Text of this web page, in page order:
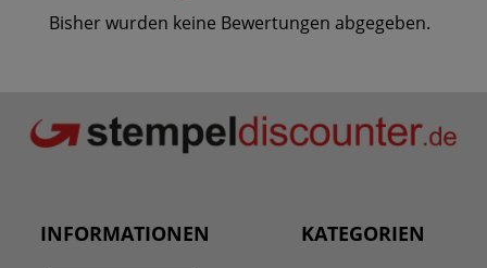
Bisher wurden keine Bewertungen abgegeben.
INFORMATIONEN KATEGORIEN